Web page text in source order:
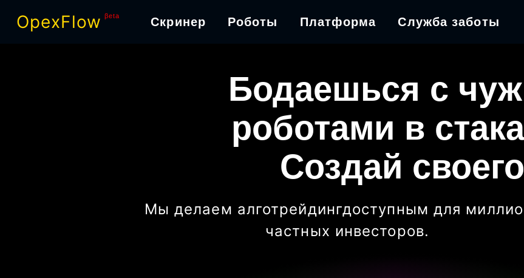
OpexFlow βeta Скринер Роботы Платформа Служба заботы
Бодаешься с
роботами в
Создай
Мы делаем алготрейдингдоступным для
частных инвесторов.